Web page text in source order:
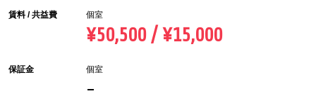
賃料 / 共益費 個室
¥50,500 / ¥15,000
保証金 個室
-